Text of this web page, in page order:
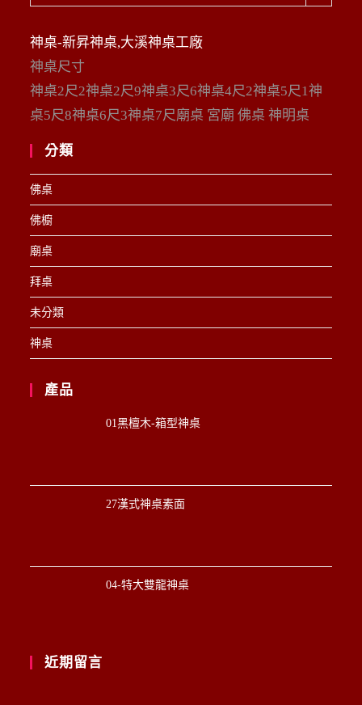
整
神桌-新昇神桌,大溪神桌工廠
神桌尺寸
神桌2尺2神桌2尺9神桌3尺6神桌4尺2神桌5尺1神
桌5尺8神桌6尺3神桌7尺廟桌 宮廟 佛桌 神明桌
分類
佛桌
佛櫥
廟桌
拜桌
未分類
神桌
產品
01黑檀木-箱型神桌
27漢式神桌素面
04-特大雙龍神桌
近期留言